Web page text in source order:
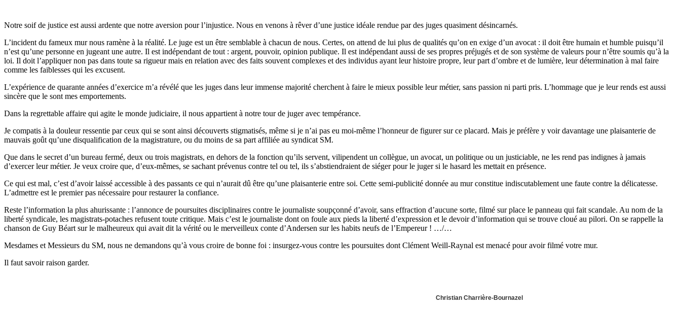
Notre soif de justice est aussi ardente que notre aversion pour l’injustice. Nous en venons à rêver d’une justice idéale rendue par des juges quasiment désincarnés.
L’incident du fameux mur nous ramène à la réalité. Le juge est un être semblable à chacun de nous. Certes, on attend de lui plus de qualités qu’on en exige d’un avocat : il doit être humain et humble puisqu’il
n’est qu’une personne en jugeant une autre. Il est indépendant de tout : argent, pouvoir, opinion publique. Il est indépendant aussi de ses propres préjugés et de son système de valeurs pour n’être soumis qu’à la
loi. Il doit l’appliquer non pas dans toute sa rigueur mais en relation avec des faits souvent complexes et des individus ayant leur histoire propre, leur part d’ombre et de lumière, leur détermination à mal faire
comme les faiblesses qui les excusent.
L’expérience de quarante années d’exercice m’a révélé que les juges dans leur immense majorité cherchent à faire le mieux possible leur métier, sans passion ni parti pris. L’hommage que je leur rends est aussi
sincère que le sont mes emportements.
Dans la regrettable affaire qui agite le monde judiciaire, il nous appartient à notre tour de juger avec tempérance.
Je compatis à la douleur ressentie par ceux qui se sont ainsi découverts stigmatisés, même si je n’ai pas eu moi-même l’honneur de figurer sur ce placard. Mais je préfère y voir davantage une plaisanterie de
mauvais goût qu’une disqualification de la magistrature, ou du moins de sa part affiliée au syndicat SM.
Que dans le secret d’un bureau fermé, deux ou trois magistrats, en dehors de la fonction qu’ils servent, vilipendent un collègue, un avocat, un politique ou un justiciable, ne les rend pas indignes à jamais
d’exercer leur métier. Je veux croire que, d’eux-mêmes, se sachant prévenus contre tel ou tel, ils s’abstiendraient de siéger pour le juger si le hasard les mettait en présence.
Ce qui est mal, c’est d’avoir laissé accessible à des passants ce qui n’aurait dû être qu’une plaisanterie entre soi. Cette semi-publicité donnée au mur constitue indiscutablement une faute contre la délicatesse.
L’admettre est le premier pas nécessaire pour restaurer la confiance.
Reste l’information la plus ahurissante : l’annonce de poursuites disciplinaires contre le journaliste soupçonné d’avoir, sans effraction d’aucune sorte, filmé sur place le panneau qui fait scandale. Au nom de la
liberté syndicale, les magistrats-potaches refusent toute critique. Mais c’est le journaliste dont on foule aux pieds la liberté d’expression et le devoir d’information qui se trouve cloué au pilori. On se rappelle la
chanson de Guy Béart sur le malheureux qui avait dit la vérité ou le merveilleux conte d’Andersen sur les habits neufs de l’Empereur ! …/…
Mesdames et Messieurs du SM, nous ne demandons qu’à vous croire de bonne foi : insurgez-vous contre les poursuites dont Clément Weill-Raynal est menacé pour avoir filmé votre mur.
Il faut savoir raison garder.
Christian Charrière-Bournazel